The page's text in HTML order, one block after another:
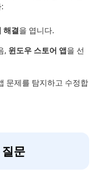
해결을 엽니다.
, 윈도우 스토어 앱을 선
문제를 탐지하고 수정합
문